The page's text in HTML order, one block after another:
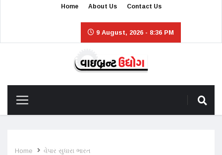
Home About Us Contact Us
9 August, 2026 - 8:36 PM
Home વેપાર સુધારા ભારત